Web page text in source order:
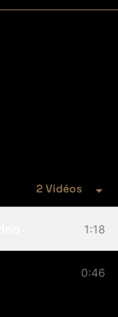
2 Vidéos
1:18
0:46